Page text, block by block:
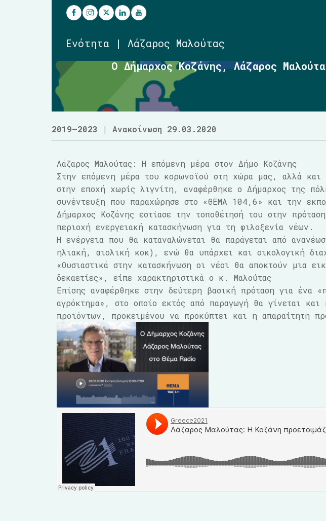
Ενότητα | Λάζαρος Μαλούτας
Ο Δήμαρχος Κοζάνης, Λάζαρος
2019–2023 | Ανακοίνωση 29.03.2020
Λάζαρος Μαλούτας: Η επόμενη μέρα στον Δήμο Κοζάνης
Στην επόμενη μέρα του κορωνοϊού στη χώρα μας, αλλά και
στην εποχή χωρίς λιγνίτη, αναφέρθηκε ο Δήμαρχος της
συνέντευξη που παραχώρησε στο «ΘΕΜΑ 104,6» και την
Δήμαρχος Κοζάνης εστίασε την τοποθέτησή του στην
περιοχή ενεργειακή κατασκήνωση για τη φιλοξενία νέων.
Η ενέργεια που θα καταναλώνεται θα παράγεται από
ηλιακή, αιολική κοκ), ενώ θα υπάρχει και οικολογική
«Ουσιαστικά στην κατασκήνωση οι νέοι θα αποκτούν μια
δεκαετίες», είπε χαρακτηριστικά ο κ. Μαλούτας
Επίσης αναφέρθηκε στην δεύτερη βασική πρόταση για ένα
αγρόκτημα», στο οποίο εκτός από παραγωγή θα γίνεται και
προϊόντων, προκειμένου να προκύπτει και η απαραίτητη